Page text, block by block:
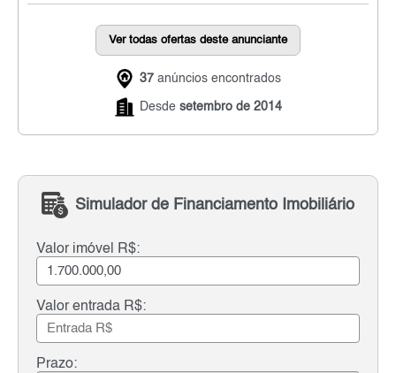
Ver todas ofertas deste anunciante
37 anúncios encontrados
Desde setembro de 2014
Simulador de Financiamento Imobiliário
Valor imóvel R$:
Valor entrada R$:
Prazo: